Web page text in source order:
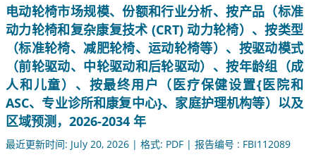
电动轮椅市场规模、份额和行业分析、按产品（标准
动力轮椅和复杂康复技术 (CRT) 动力轮椅）、按类型
（标准轮椅、减肥轮椅、运动轮椅等）、按驱动模式
（前轮驱动、中轮驱动和后轮驱动）、按年龄组（成
人和儿童）、按最终用户（医疗保健设置{医院和
ASC、专业诊所和康复中心}、家庭护理机构等）以及
区域预测，2026-2034 年
最近更新时间: July 20, 2026 | 格式: PDF | 报告编号 : FBI112089